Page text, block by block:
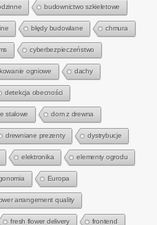
budownictwo szkieletowe
błędy budowlane chmura
cyberbezpieczeństwo
ogniowe dachy
detekcja obecności
stalowe dom z drewna
drewniane prezenty dystrybucje
elektronika elementy ogrodu
Europa
arrangement quality
fresh flower delivery frontend